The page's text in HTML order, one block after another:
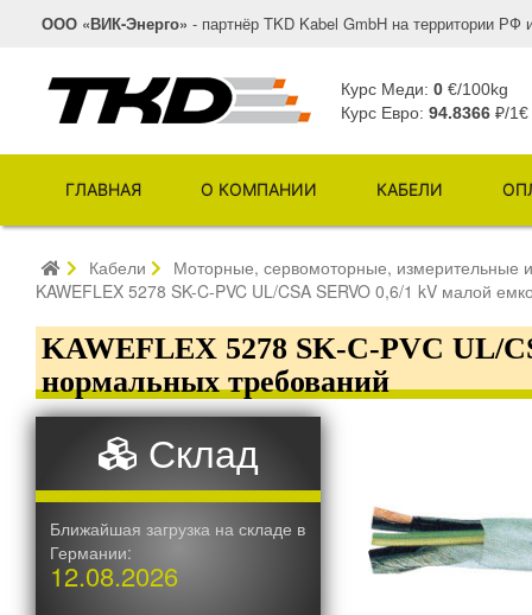
ООО «ВИК-Энерго» - партнёр TKD Kabel GmbH на территории РФ
Курс Меди: 0 €/100kg
Курс Евро: 94.8366 ₽/1€
ГЛАВНАЯ О КОМПАНИИ КАБЕЛИ
Кабели
Моторные, сервомоторные, измерительные
KAWEFLEX 5278 SK-C-PVC UL/CSA SERVO 0,6/1 kV малой
KAWEFLEX 5278 SK-C-PVC UL/
нормальных требований
Склад
Ближайшая загрузка на складе в
Германии:
12.08.2026